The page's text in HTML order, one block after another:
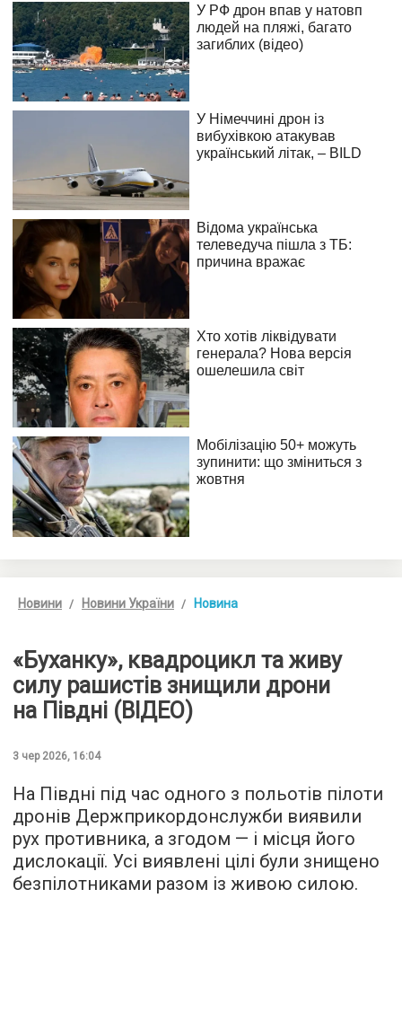
Новини Новини України Новина
«Буханку», квадроцикл та живу
силу рашистів знищили дрони
на Півдні (ВІДЕО)
3 чер 2026, 16:04
На Півдні під час одного з польотів пілоти
дронів Держприкордонслужби виявили
рух противника, а згодом — і місця його
дислокації. Усі виявлені цілі були знищено
безпілотниками разом із живою силою.